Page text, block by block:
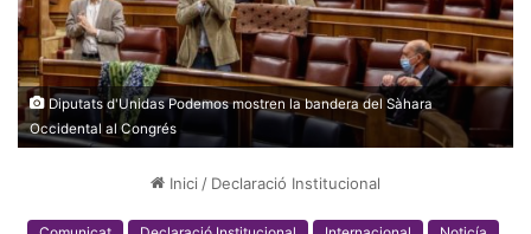
Diputats d'Unidas Podemos mostren la bandera del Sàhara
Occidental al Congrés
Inici / Declaració Institucional